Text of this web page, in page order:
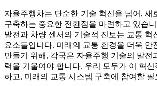
자율주행차는 단순한 기술 혁신을 넘어, 새
구축하는 중요한 전환점을 마련하고 있습
발전과 차량 센서의 기술적 진보는 교통 혁
요소들입니다. 미래의 교통 환경을 더욱 안
만들기 위해, 각국은 자율주행 기술의 발전
력을 기울여야 합니다. 우리 모두가 이 혁
하고, 미래의 교통 시스템 구축에 참여할